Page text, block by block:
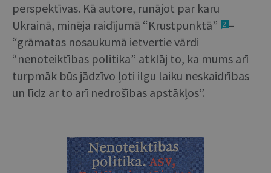
perspektīvas. Kā autore, runājot par karu
Ukrainā, minēja raidījumā “Krustpunktā”
2 –
“grāmatas nosaukumā ietvertie vārdi
“nenoteiktības politika” atklāj to, ka mums arī
turpmāk būs jādzīvo ļoti ilgu laiku neskaidrības
un līdz ar to arī nedrošības apstākļos”.